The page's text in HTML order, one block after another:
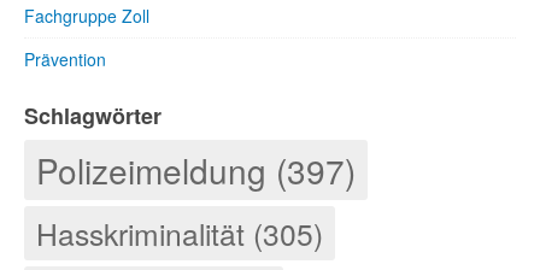
Fachgruppe Zoll
Prävention
Schlagwörter
Polizeimeldung (397)
Hasskriminalität (305)